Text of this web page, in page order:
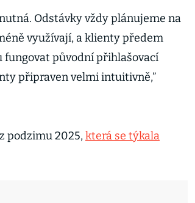
Odstávky vždy plánujeme na
využívají, a klienty předem
fungovat původní přihlašovací
připraven velmi intuitivně,”
podzimu 2025,která se týkala